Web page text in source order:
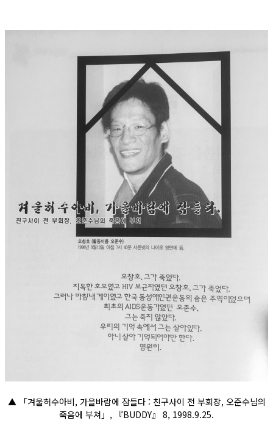
▲ 「겨울허수아비, 가을바람에 잠들다 : 친구사이 전 부회장, 오준수님의
죽음에 부쳐」, 『BUDDY』 8, 1998.9.25.